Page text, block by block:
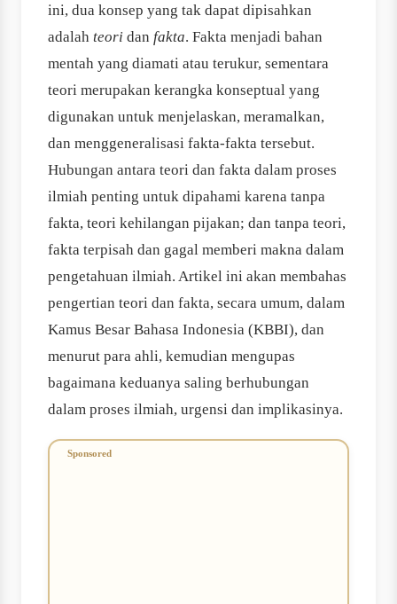
ini, dua konsep yang tak dapat dipisahkan
adalah teori dan fakta. Fakta menjadi bahan
mentah yang diamati atau terukur, sementara
teori merupakan kerangka konseptual yang
digunakan untuk menjelaskan, meramalkan,
dan menggeneralisasi fakta-fakta tersebut.
Hubungan antara teori dan fakta dalam proses
ilmiah penting untuk dipahami karena tanpa
fakta, teori kehilangan pijakan; dan tanpa teori,
fakta terpisah dan gagal memberi makna dalam
pengetahuan ilmiah. Artikel ini akan membahas
pengertian teori dan fakta, secara umum, dalam
Kamus Besar Bahasa Indonesia (KBBI), dan
menurut para ahli, kemudian mengupas
bagaimana keduanya saling berhubungan
dalam proses ilmiah, urgensi dan implikasinya.